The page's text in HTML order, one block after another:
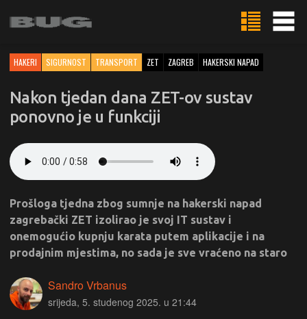
HAKERI SIGURNOST TRANSPORT ZET ZAGREB HAKERSKI NAPAD
Nakon tjedan dana ZET-ov sustav
ponovno je u funkciji
Prošloga tjedna zbog sumnje na hakerski napad
zagrebački ZET izolirao je svoj IT sustav i
onemogućio kupnju karata putem aplikacije i na
prodajnim mjestima, no sada je sve vraćeno na staro
Sandro Vrbanus
srijeda, 5. studenog 2025. u 21:44